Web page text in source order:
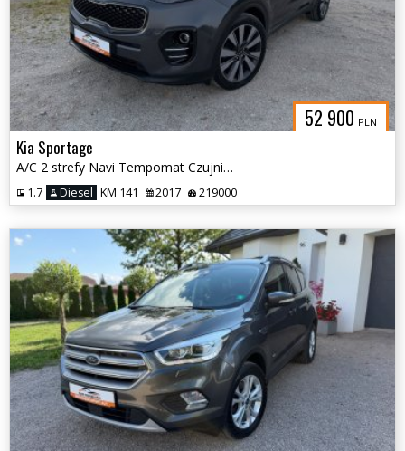
52 900 PLN
Kia Sportage
A/C 2 strefy Navi Tempomat Czujniki Kamera Alu 19
1.7 Diesel KM 141 2017 219000